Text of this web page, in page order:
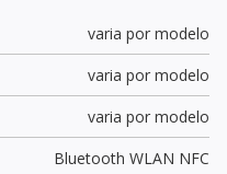
varia por modelo
varia por modelo
varia por modelo
Bluetooth WLAN NFC